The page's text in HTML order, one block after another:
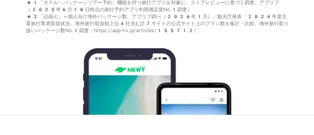
*1「ホテル・パッケージツアー予約」機能を持つ旅行アプリを対象に、ストアレビューに基づく調査。アプリブ
（2025年6月18日時点の旅行予約アプリ利用満足度No.1調査）
*2「品揃え」＝個人向け海外パッケージ数。アプリブ調べ（2026年1月）。観光庁発表「2024年度主
要旅行業者取扱状況」海外旅行取扱額上位4社含む計7サイトの公式サイト上のプラン数を集計・比較。海外旅行取り
扱いパッケージ数No.1調査：https://app-liv.jp/articles/155712/